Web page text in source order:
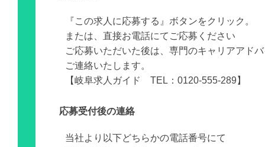
『この求人に応募する』ボタンをクリック。
または、直接お電話にてご応募ください
ご応募いただいた後は、専門のキャリアアド
ご連絡いたします。
【岐阜求人ガイド TEL：0120-555-289】
応募受付後の連絡
当社より以下どちらかの電話番号にて